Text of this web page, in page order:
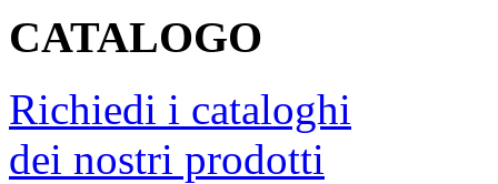
CATALOGO
Richiedi i cataloghi
dei nostri prodotti